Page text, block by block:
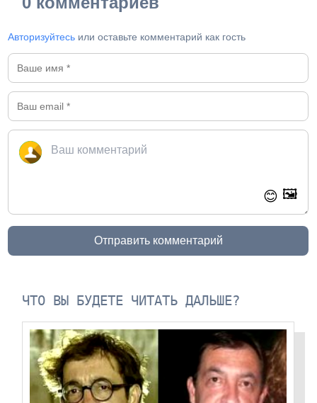
Авторизуйтесь или оставьте комментарий как гость
😊 🖼️
Отправить комментарий
ЧТО ВЫ БУДЕТЕ ЧИТАТЬ ДАЛЬШЕ?